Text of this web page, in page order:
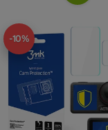
-10%